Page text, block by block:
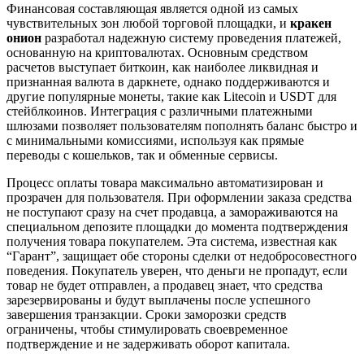
Финансовая составляющая является одной из самых
чувствительных зон любой торговой площадки, и кракен
онион разработал надежную систему проведения платежей,
основанную на криптовалютах. Основным средством
расчетов выступает биткоин, как наиболее ликвидная и
признанная валюта в даркнете, однако поддерживаются и
другие популярные монеты, такие как Litecoin и USDT для
стейблкоинов. Интеграция с различными платежными
шлюзами позволяет пользователям пополнять баланс быстро и
с минимальными комиссиями, используя как прямые
переводы с кошельков, так и обменные сервисы.
Процесс оплаты товара максимально автоматизирован и
прозрачен для пользователя. При оформлении заказа средства
не поступают сразу на счет продавца, а замораживаются на
специальном депозите площадки до момента подтверждения
получения товара покупателем. Эта система, известная как
“Гарант”, защищает обе стороны сделки от недобросовестного
поведения. Покупатель уверен, что деньги не пропадут, если
товар не будет отправлен, а продавец знает, что средства
зарезервированы и будут выплачены после успешного
завершения транзакции. Сроки заморозки средств
ограничены, чтобы стимулировать своевременное
подтверждение и не задерживать оборот капитала.